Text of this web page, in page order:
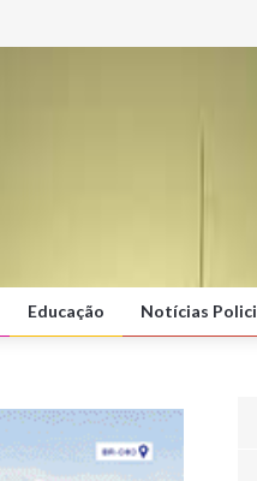
Educação Notícias